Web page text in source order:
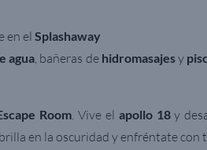
en elSplashaway
agua, bañeras dehidromasajesy
Room. Vive el apollo 18y
en la oscuridad y enfréntate con